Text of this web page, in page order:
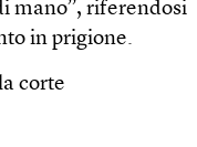
mano”, riferendosi
in prigione.
corte